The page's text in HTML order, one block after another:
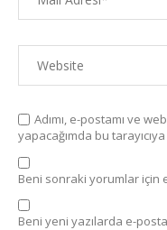
Adımı, e-postamı ve
yapacağımda bu
Beni sonraki yorumlar için
Beni yeni yazılarda e-